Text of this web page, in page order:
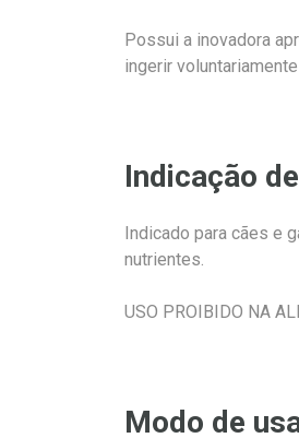
Possui a inovadora
ingerir
Indicação
Indicado para cães e
nutrientes.
USO PROIBIDO NA
Modo de